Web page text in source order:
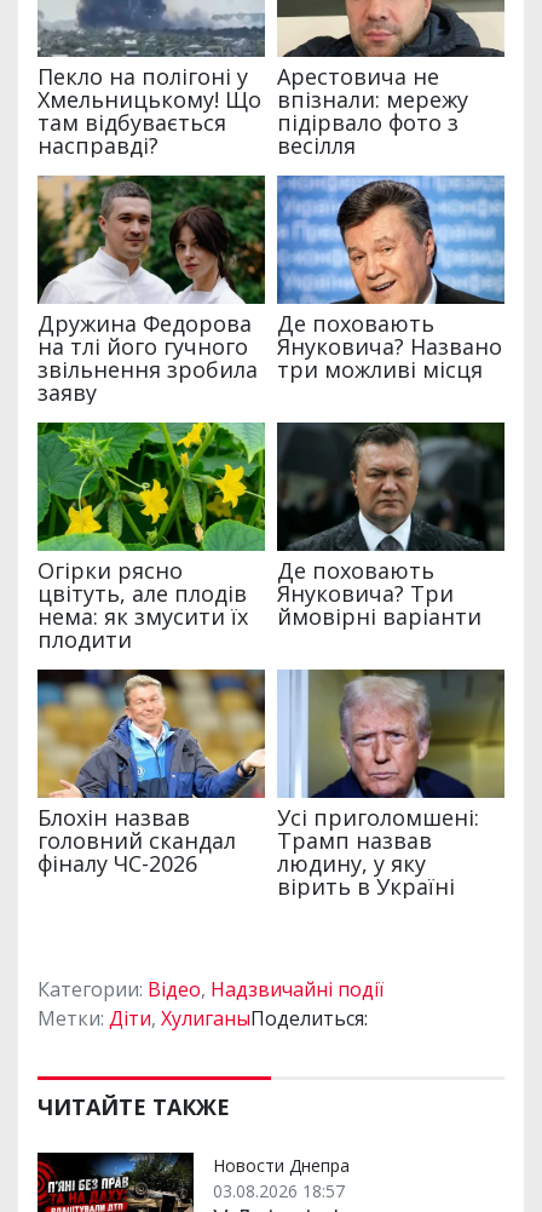
Категории: Відео, Надзвичайні події
Метки: Діти, ХулиганыПоделиться:
ЧИТАЙТЕ ТАКЖЕ
Новости Днепра
03.08.2026 18:57